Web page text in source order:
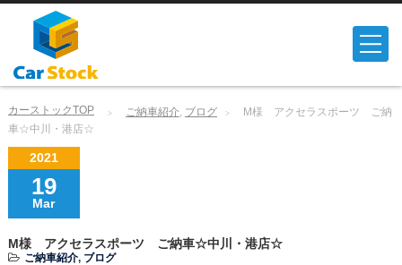
カーストックTOP ご納車紹介 ブログ
M様 アクセラスポーツ ご納
車☆中川・港店☆
2021
19
Mar
M様 アクセラスポーツ ご納車☆中川・港店☆
ご納車紹介, ブログ